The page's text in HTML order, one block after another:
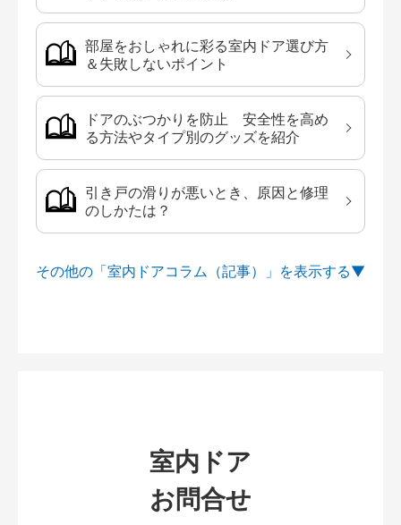
部屋をおしゃれに彩る室内ドア選び方
＆失敗しないポイント
ドアのぶつかりを防止 安全性を高め
る方法やタイプ別のグッズを紹介
引き戸の滑りが悪いとき、原因と修理
のしかたは？
その他の「室内ドアコラム（記事）」を
室内ドア
お問合せ